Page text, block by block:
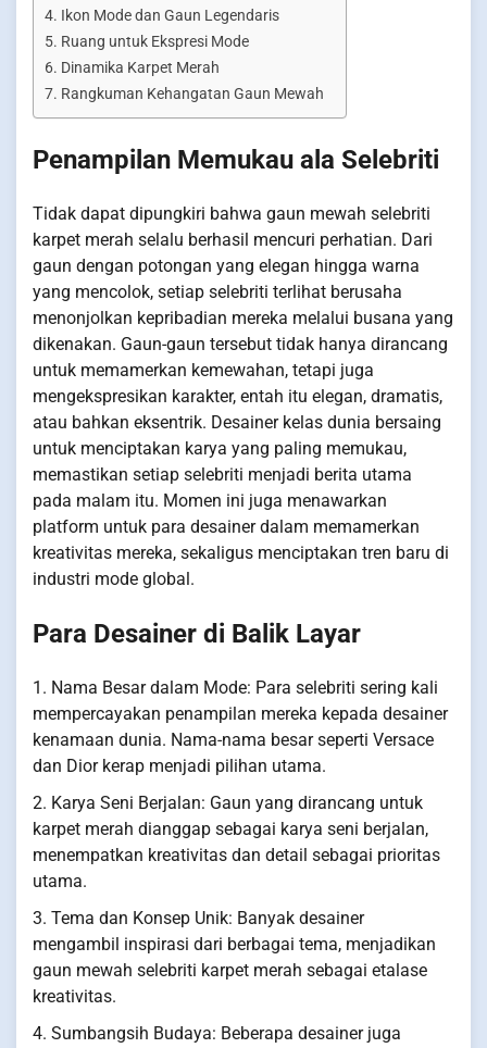
Ikon Mode dan Gaun Legendaris
Ruang untuk Ekspresi Mode
Dinamika Karpet Merah
Rangkuman Kehangatan Gaun Mewah
Penampilan Memukau ala Selebriti
Tidak dapat dipungkiri bahwa gaun mewah selebriti
karpet merah selalu berhasil mencuri perhatian. Dari
gaun dengan potongan yang elegan hingga warna
yang mencolok, setiap selebriti terlihat berusaha
menonjolkan kepribadian mereka melalui busana yang
dikenakan. Gaun-gaun tersebut tidak hanya dirancang
untuk memamerkan kemewahan, tetapi juga
mengekspresikan karakter, entah itu elegan, dramatis,
atau bahkan eksentrik. Desainer kelas dunia bersaing
untuk menciptakan karya yang paling memukau,
memastikan setiap selebriti menjadi berita utama
pada malam itu. Momen ini juga menawarkan
platform untuk para desainer dalam memamerkan
kreativitas mereka, sekaligus menciptakan tren baru di
industri mode global.
Para Desainer di Balik Layar
1. Nama Besar dalam Mode: Para selebriti sering kali
mempercayakan penampilan mereka kepada desainer
kenamaan dunia. Nama-nama besar seperti Versace
dan Dior kerap menjadi pilihan utama.
2. Karya Seni Berjalan: Gaun yang dirancang untuk
karpet merah dianggap sebagai karya seni berjalan,
menempatkan kreativitas dan detail sebagai prioritas
utama.
3. Tema dan Konsep Unik: Banyak desainer
mengambil inspirasi dari berbagai tema, menjadikan
gaun mewah selebriti karpet merah sebagai etalase
kreativitas.
4. Sumbangsih Budaya: Beberapa desainer juga